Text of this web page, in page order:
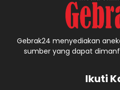
Gebrak24 menyediakan
sumber yang dapat
Ikuti